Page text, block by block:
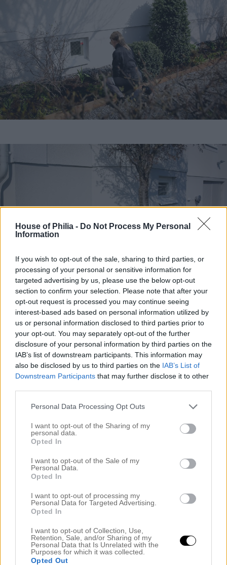
House of Philia - Do Not Process My Personal
Information
If you wish to opt-out of the sale, sharing to third parties, or
processing of your personal or sensitive information for
targeted advertising by us, please use the below opt-out
section to confirm your selection. Please note that after your
opt-out request is processed you may continue seeing
interest-based ads based on personal information utilized by
us or personal information disclosed to third parties prior to
your opt-out. You may separately opt-out of the further
disclosure of your personal information by third parties on the
IAB’s list of downstream participants. This information may
also be disclosed by us to third parties on the IAB’s List of
Downstream Participants that may further disclose it to other
Personal Data Processing Opt Outs
I want to opt-out of the Sharing of my
personal data.
Opted In
I want to opt-out of the Sale of my
Personal Data.
Opted In
I want to opt-out of processing my
Personal Data for Targeted Advertising.
Opted In
I want to opt-out of Collection, Use,
Retention, Sale, and/or Sharing of my
Personal Data that Is Unrelated with the
Purposes for which it was collected.
Opted Out
.
Så härlig tid just nu när allt spricker ut och det tar fart i
rabatterna! Planterade mycket tulpaner inför förra
säsongen och många är på väg upp även i år (fick inte till
att plantera några i höstas) Har köpt massa Dahlialökar som
jag ska trycka ner (har aldrig haft Dahlior i trädgården)
Något man ska tänka på när det gäller dem??:/